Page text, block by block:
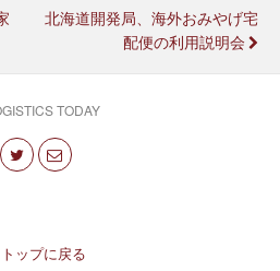
北海道開発局、海外おみやげ宅
配便の利用説明会
TODAY
トップに戻る